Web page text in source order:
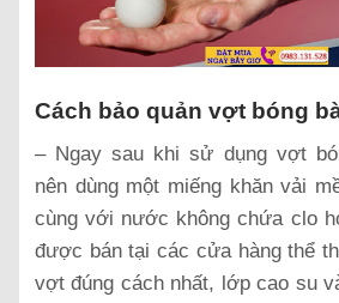
Cách bảo quản vợt bóng
– Ngay sau khi sử dụng vợt
nên dùng một miếng khăn vải
cùng với nước không chứa clo
được bán tại các cửa hàng thể
vợt đúng cách nhất, lớp cao su